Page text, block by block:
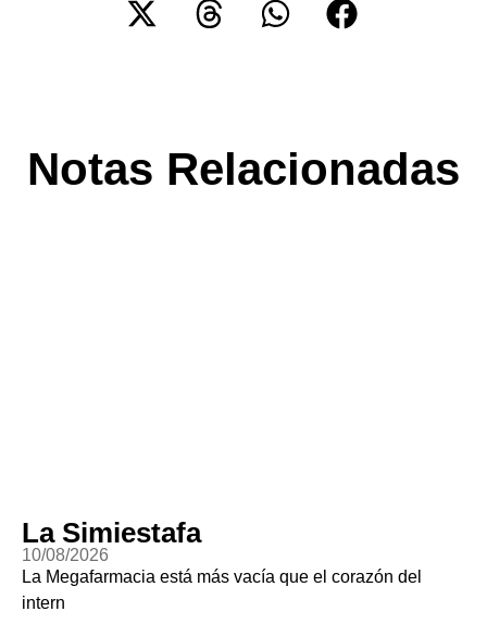
Notas Relacionadas
La Simiestafa
10/08/2026
La Megafarmacia está más vacía que el corazón del
intern